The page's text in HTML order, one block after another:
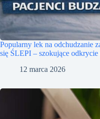
Popularny lek na odchudzanie
się ŚLEPI – szokujące
12 marca 2026